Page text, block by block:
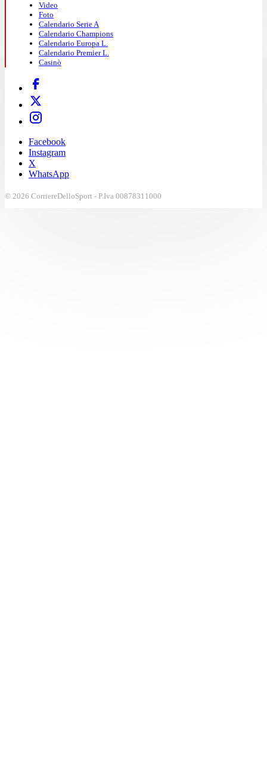
Video
Foto
Calendario Serie A
Calendario Champions
Calendario Europa L.
Calendario Premier L.
Casinò
Facebook
Instagram
X
WhatsApp
© 2026 CorriereDelloSport - P.Iva 00878311000